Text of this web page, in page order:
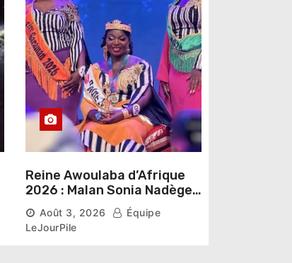
Reine Awoulaba d’Afrique
2026 : Malan Sonia Nadège
épouse N’Guessan décroche
la couronne
Août 3, 2026
Équipe
LeJourPile